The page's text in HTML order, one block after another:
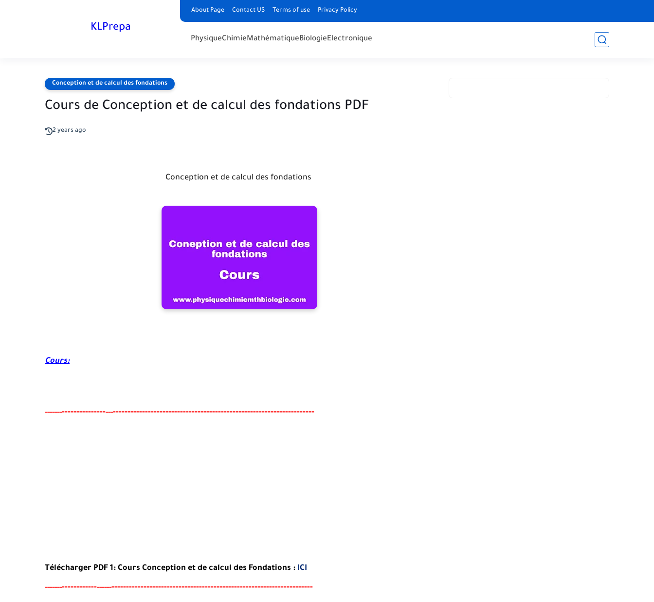
About Page Contact US Terms of use Privacy Policy
KLPrepa
PhysiqueChimieMathématiqueBiologieElectronique
Conception et de calcul des fondations
Cours de Conception et de calcul des fondations PDF
2 years ago
Conception et de calcul des fondations
Cours:
----------------------------------------------------------------------------------------------
Télécharger PDF 1: Cours Conception et de calcul des Fondations : ICI
----------------------------------------------------------------------------------------------